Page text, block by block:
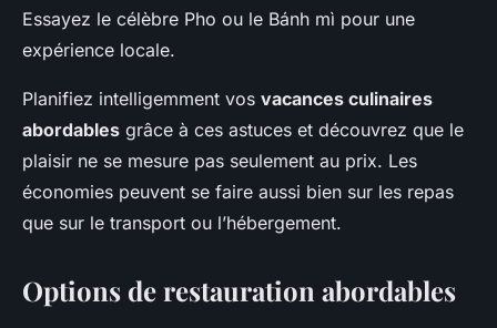
Essayez le célèbre Pho ou le Bánh mì pour une
expérience locale.
Planifiez intelligemment vos vacances culinaires
abordables grâce à ces astuces et découvrez que le
plaisir ne se mesure pas seulement au prix. Les
économies peuvent se faire aussi bien sur les repas
que sur le transport ou l’hébergement.
Options de restauration abordables